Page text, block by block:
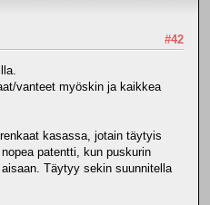
#42
vanteet myöskin ja kaikkea
kasassa, jotain täytyis
patentti, kun puskurin
Täytyy sekin suunnitella